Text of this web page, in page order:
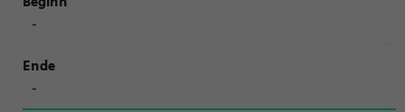
-
-